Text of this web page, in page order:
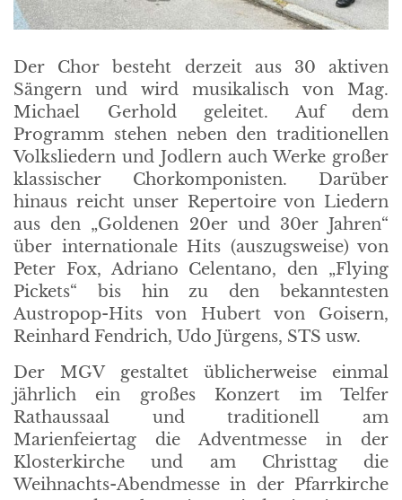
Der Chor besteht derzeit aus 30 aktiven
Sängern und wird musikalisch von Mag.
Michael Gerhold geleitet. Auf dem
Programm stehen neben den traditionellen
Volksliedern und Jodlern auch Werke großer
klassischer Chorkomponisten. Darüber
hinaus reicht unser Repertoire von Liedern
aus den „Goldenen 20er und 30er Jahren“
über internationale Hits (auszugsweise) von
Peter Fox, Adriano Celentano, den „Flying
Pickets“ bis hin zu den bekanntesten
Austropop-Hits von Hubert von Goisern,
Reinhard Fendrich, Udo Jürgens, STS usw.
Der MGV gestaltet üblicherweise einmal
jährlich ein großes Konzert im Telfer
Rathaussaal und traditionell am
Marienfeiertag die Adventmesse in der
Klosterkirche und am Christtag die
Weihnachts-Abendmesse in der Pfarrkirche